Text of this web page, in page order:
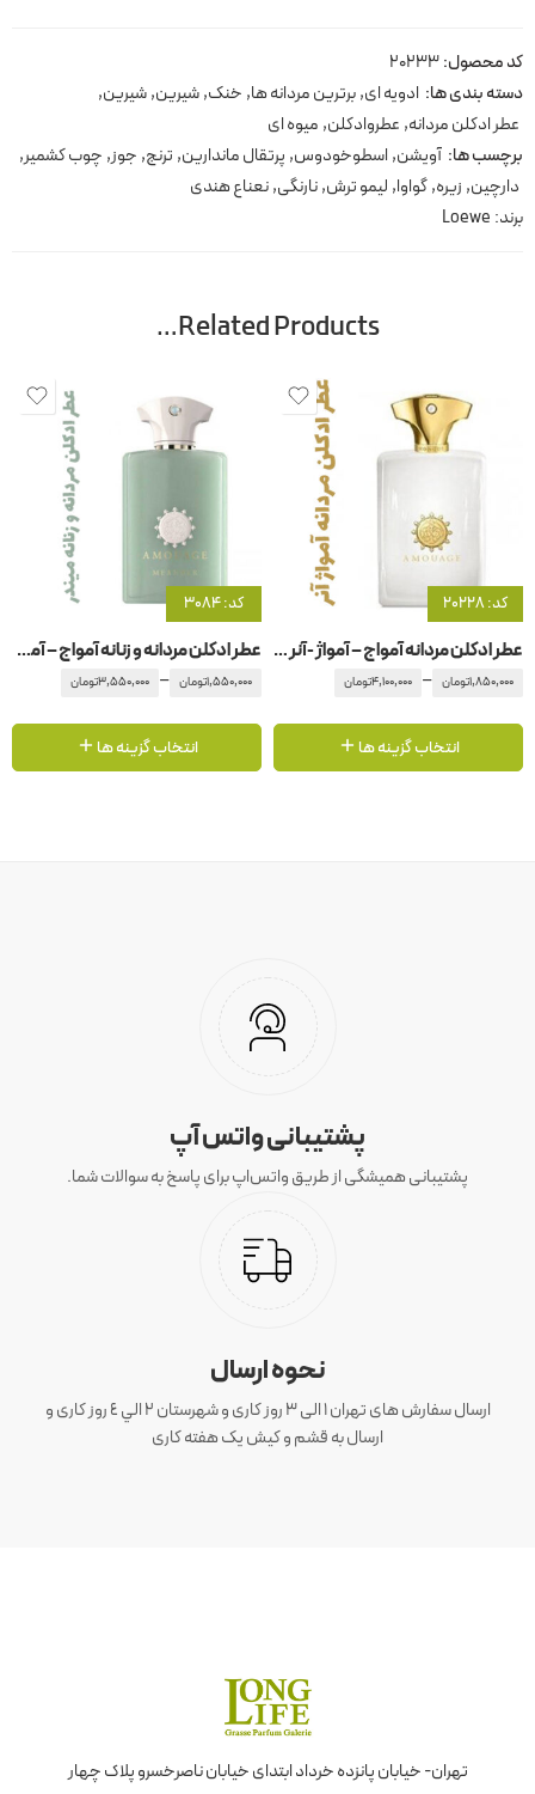
کد محصول:20233
دسته بندی ها: ادویه ای,برترین مردانه ها, خنک,شیرین,شیرین,
عطر ادکلن مردانه, عطروادکلن, میوه ای
برچسب ها: آویشن, اسطوخودوس, پرتقال ماندارین, ترنج, جوز, چوب کشمیر,
دارچین, زیره,گواوا, لیمو ترش,نارنگی,نعناع هندی
برند: Loewe
Related Products…
کد: 20228
عطر ادکلن مردانه آمواج – آمواژ -آنر – هانر
1,850,000تومان –
4,100,000تومان
انتخاب گزینه ها
کد: 3084
عطر ادکلن مردانه و زنانه آمواج – آمواژ میندر
1,550,000تومان –
3,550,000تومان
انتخاب گزینه ها
پشتیبانی واتس آپ
پشتیبانی همیشگی از طریق واتس‌اپ برای پاسخ به سوالات شما.
نحوه ارسال
ارسال سفارش های تهران 1 الی 3 روز کاری و شهرستان ٢ الي ٤ روز کاری و
ارسال به قشم و کیش یک هفته کاری
تهران- خیابان پانزده خرداد ابتدای خیابان ناصرخسرو پلاک چهار